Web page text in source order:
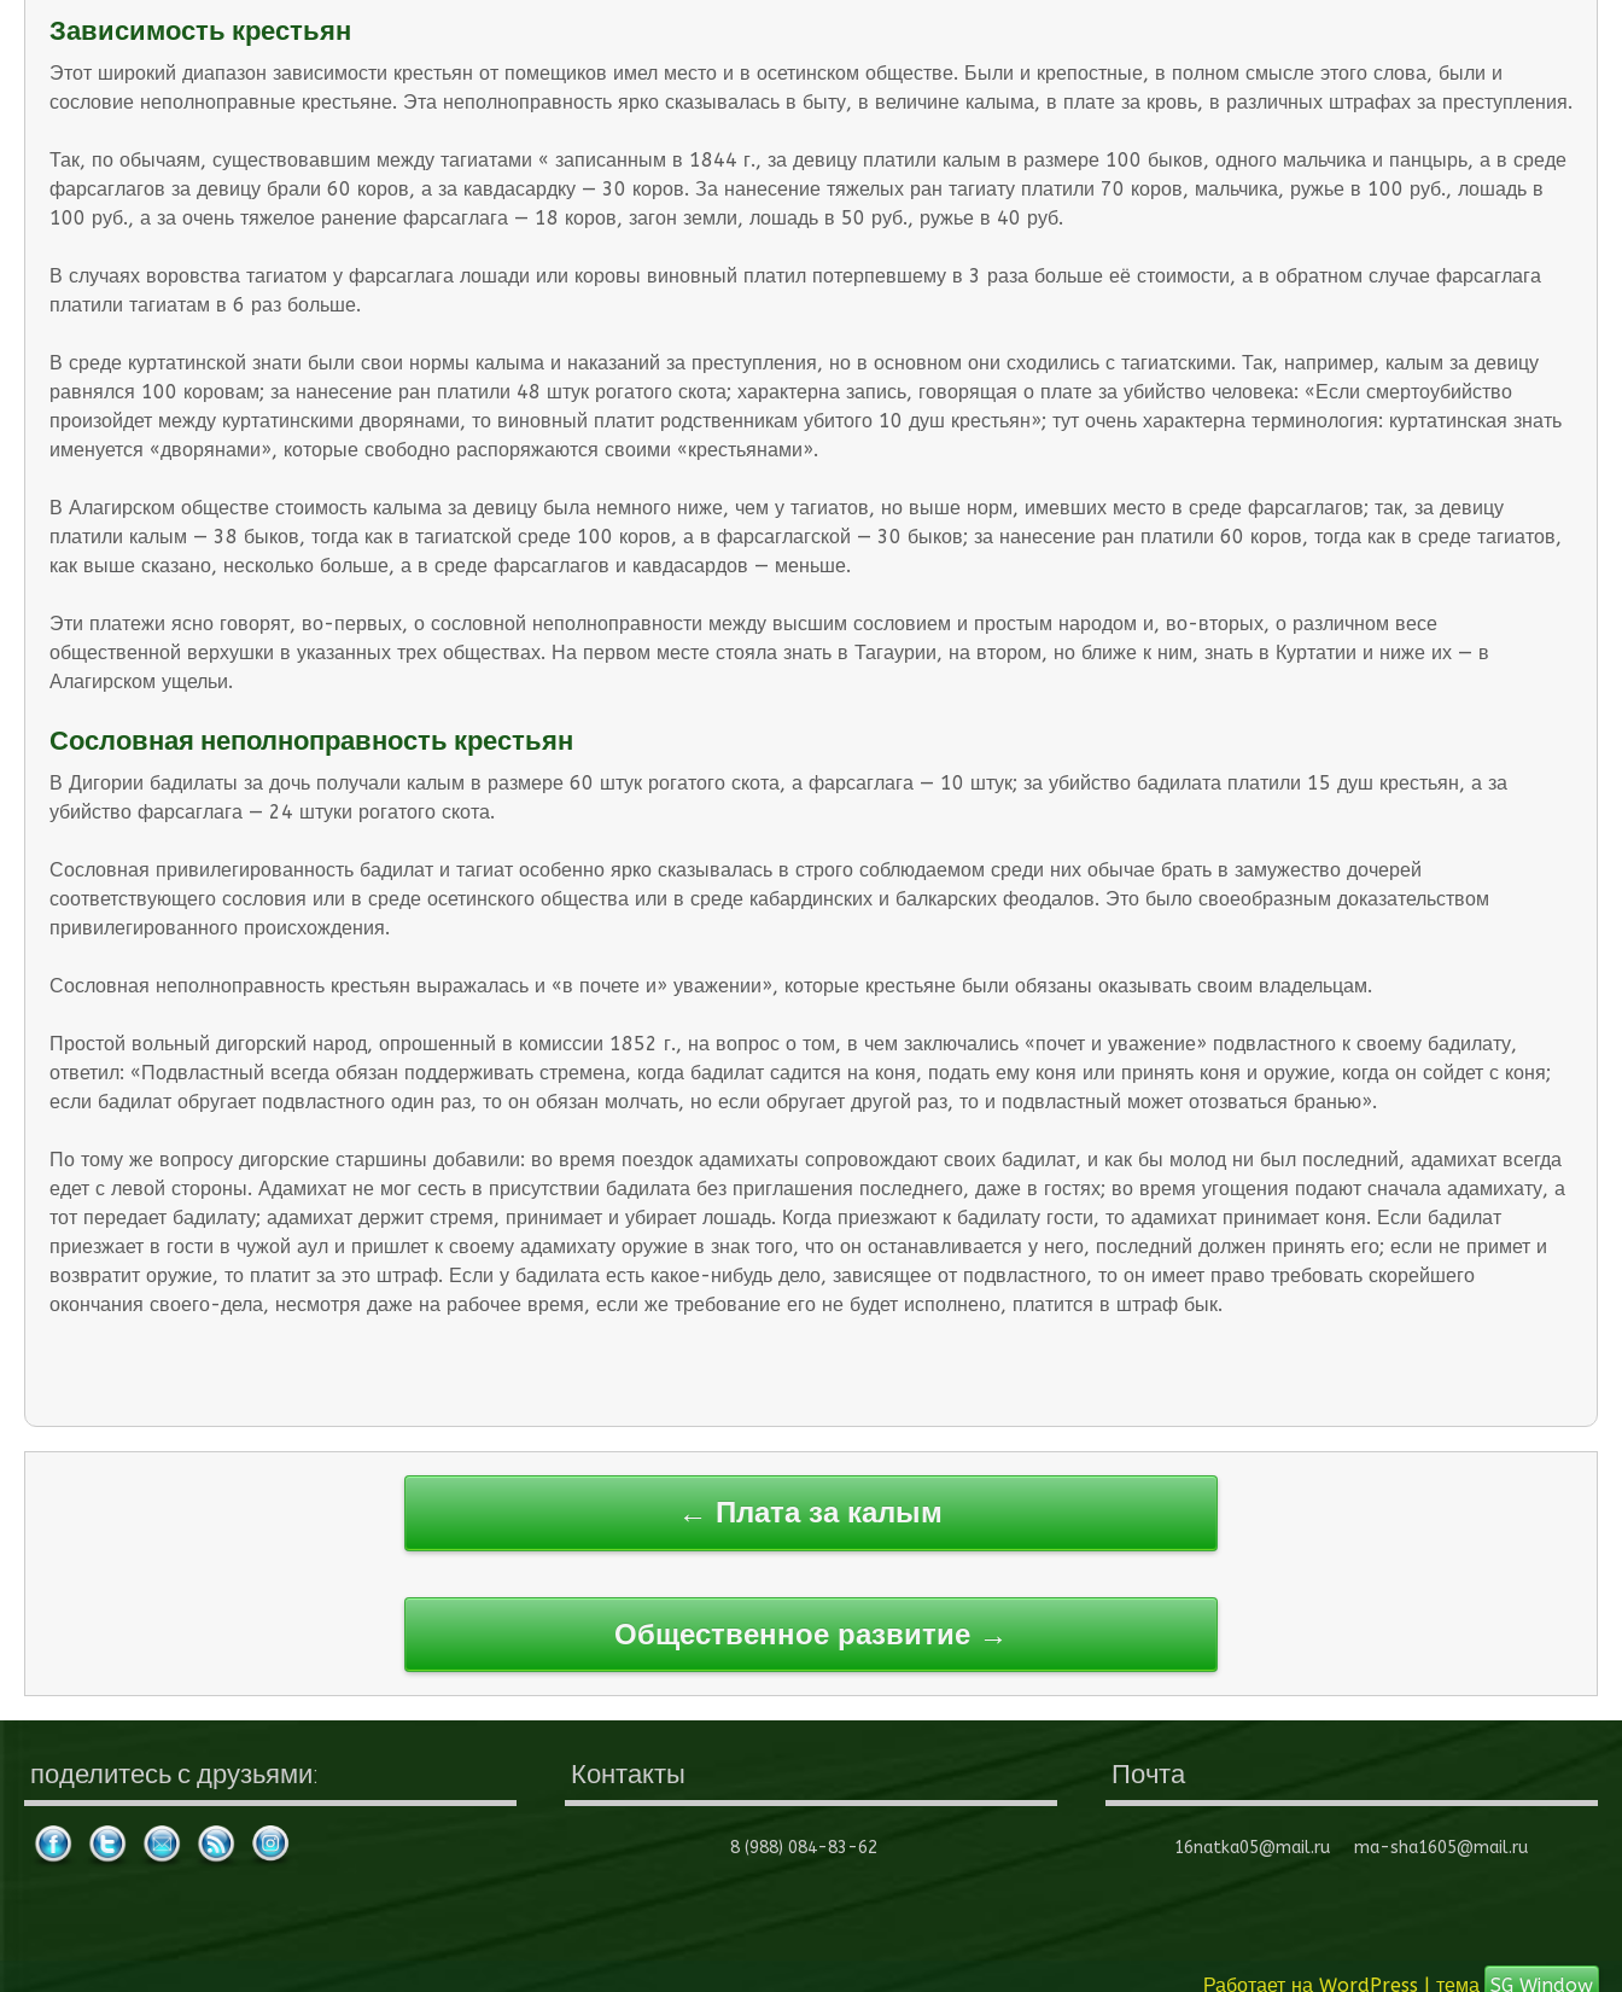
Зависимость крестьян
Этот широкий диапазон зависимости крестьян от помещиков имел место и в осетинском обществе. Были и крепостные, в полном смысле этого слова, были и
сословие неполноправные крестьяне. Эта неполноправность ярко сказывалась в быту, в величине калыма, в плате за кровь, в различных штрафах за преступления.
Так, по обычаям, существовавшим между тагиатами « записанным в 1844 г., за девицу платили калым в размере 100 быков, одного мальчика и панцырь, а в среде
фарсаглагов за девицу брали 60 коров, а за кавдасардку — 30 коров. За нанесение тяжелых ран тагиату платили 70 коров, мальчика, ружье в 100 руб., лошадь в
100 руб., а за очень тяжелое ранение фарсаглага — 18 коров, загон земли, лошадь в 50 руб., ружье в 40 руб.
В случаях воровства тагиатом у фарсаглага лошади или коровы виновный платил потерпевшему в 3 раза больше её стоимости, а в обратном случае фарсаглага
платили тагиатам в 6 раз больше.
В среде куртатинской знати были свои нормы калыма и наказаний за преступления, но в основном они сходились с тагиатскими. Так, например, калым за девицу
равнялся 100 коровам; за нанесение ран платили 48 штук рогатого скота; характерна запись, говорящая о плате за убийство человека: «Если смертоубийство
произойдет между куртатинскими дворянами, то виновный платит родственникам убитого 10 душ крестьян»; тут очень характерна терминология: куртатинская знать
именуется «дворянами», которые свободно распоряжаются своими «крестьянами».
В Алагирском обществе стоимость калыма за девицу была немного ниже, чем у тагиатов, но выше норм, имевших место в среде фарсаглагов; так, за девицу
платили калым — 38 быков, тогда как в тагиатской среде 100 коров, а в фарсаглагской — 30 быков; за нанесение ран платили 60 коров, тогда как в среде тагиатов,
как выше сказано, несколько больше, а в среде фарсаглагов и кавдасардов — меньше.
Эти платежи ясно говорят, во-первых, о сословной неполноправности между высшим сословием и простым народом и, во-вторых, о различном весе
общественной верхушки в указанных трех обществах. На первом месте стояла знать в Тагаурии, на втором, но ближе к ним, знать в Куртатии и ниже их — в
Алагирском ущельи.
Сословная неполноправность крестьян
В Дигории бадилаты за дочь получали калым в размере 60 штук рогатого скота, а фарсаглага — 10 штук; за убийство бадилата платили 15 душ крестьян, а за
убийство фарсаглага — 24 штуки рогатого скота.
Сословная привилегированность бадилат и тагиат особенно ярко сказывалась в строго соблюдаемом среди них обычае брать в замужество дочерей
соответствующего сословия или в среде осетинского общества или в среде кабардинских и балкарских феодалов. Это было своеобразным доказательством
привилегированного происхождения.
Сословная неполноправность крестьян выражалась и «в почете и» уважении», которые крестьяне были обязаны оказывать своим владельцам.
Простой вольный дигорский народ, опрошенный в комиссии 1852 г., на вопрос о том, в чем заключались «почет и уважение» подвластного к своему бадилату,
ответил: «Подвластный всегда обязан поддерживать стремена, когда бадилат садится на коня, подать ему коня или принять коня и оружие, когда он сойдет с коня;
если бадилат обругает подвластного один раз, то он обязан молчать, но если обругает другой раз, то и подвластный может отозваться бранью».
По тому же вопросу дигорские старшины добавили: во время поездок адамихаты сопровождают своих бадилат, и как бы молод ни был последний, адамихат всегда
едет с левой стороны. Адамихат не мог сесть в присутствии бадилата без приглашения последнего, даже в гостях; во время угощения подают сначала адамихату, а
тот передает бадилату; адамихат держит стремя, принимает и убирает лошадь. Когда приезжают к бадилату гости, то адамихат принимает коня. Если бадилат
приезжает в гости в чужой аул и пришлет к своему адамихату оружие в знак того, что он останавливается у него, последний должен принять его; если не примет и
возвратит оружие, то платит за это штраф. Если у бадилата есть какое-нибудь дело, зависящее от подвластного, то он имеет право требовать скорейшего
окончания своего-дела, несмотря даже на рабочее время, если же требование его не будет исполнено, платится в штраф бык.
Общественное развитие →
← Плата за калым
поделитесь с друзьями: Контакты
8 (988) 084-83-62
Почта
16natka05@mail.ru ma-sha1605@mail.ru
Работает на WordPress | тема SG Window